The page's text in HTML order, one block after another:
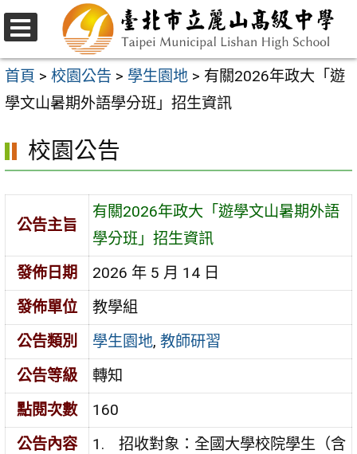
跳
至
主
要
容
區
選
單
首頁 > 校園公告 > 學生園地 > 有關2026年政大「遊
學文山暑期外語學分班」招生資訊
校園公告
公告主旨
有關2026年政大「遊學文山暑期外語
學分班」招生資訊
發佈日期
2026 年 5 月 14 日
發佈單位
教學組
公告類別
學生園地,教師研習
公告等級
轉知
點閱次數
160
公告內容
招收對象：全國大學校院學生（含